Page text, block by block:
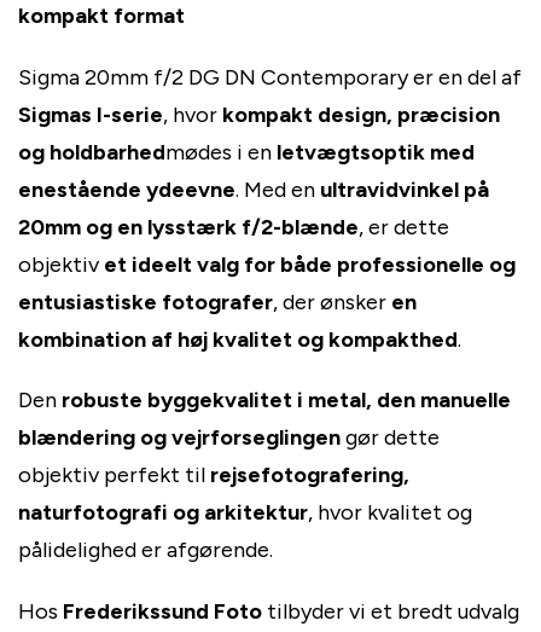
kompakt format
Sigma 20mm f/2 DG DN Contemporary er en del af
Sigmas I-serie, hvor kompakt design, præcision
og holdbarhedmødes i en letvægtsoptik med
enestående ydeevne. Med en ultravidvinkel på
20mm og en lysstærk f/2-blænde, er dette
objektiv et ideelt valg for både professionelle og
entusiastiske fotografer, der ønsker en
kombination af høj kvalitet og kompakthed.
Den robuste byggekvalitet i metal, den manuelle
blændering og vejrforseglingengør dette
objektiv perfekt til rejsefotografering,
naturfotografi og arkitektur, hvor kvalitet og
pålidelighed er afgørende.
Hos Frederikssund Foto tilbyder vi et bredt udvalg